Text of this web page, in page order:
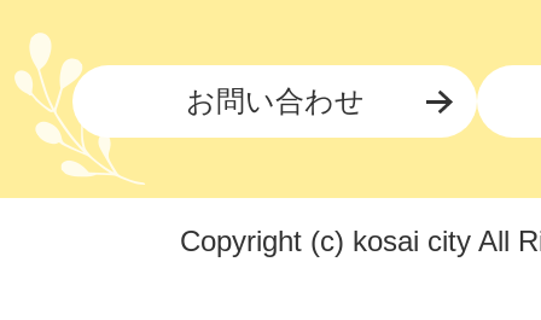
お問い合わせ
Copyright (c) kosai city All